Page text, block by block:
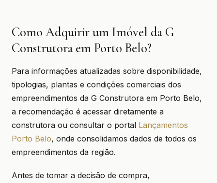
Como Adquirir um Imóvel da G
Construtora em Porto Belo?
Para informações atualizadas sobre disponibilidade,
tipologias, plantas e condições comerciais dos
empreendimentos da G Construtora em Porto Belo,
a recomendação é acessar diretamente a
construtora ou consultar o portal Lançamentos
Porto Belo, onde consolidamos dados de todos os
empreendimentos da região.
Antes de tomar a decisão de compra,